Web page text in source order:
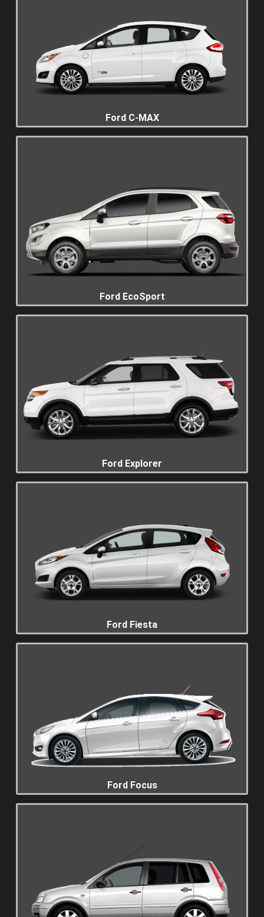
Ford C-MAX
Ford EcoSport
Ford Explorer
Ford Fiesta
Ford Focus